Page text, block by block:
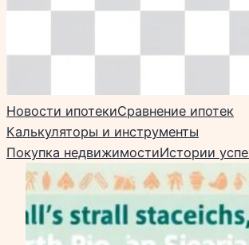
Новости ипотекиСравнение ипотек
Калькуляторы и инструменты
Покупка недвижимостиИстории